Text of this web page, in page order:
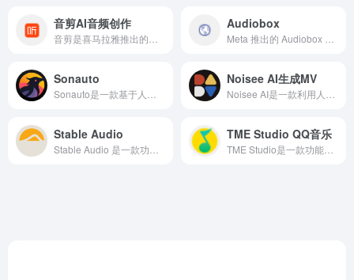
音剪AI音频创作 Audiobox
Sonauto Noisee AI生成MV
Stable Audio TME Studio QQ音乐